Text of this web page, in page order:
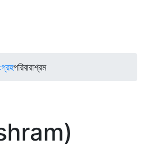
পরিবারাশ্রম